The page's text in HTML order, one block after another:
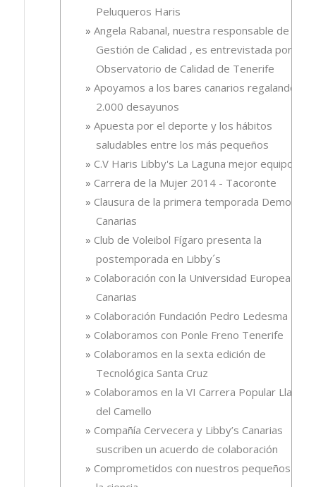
Peluqueros Haris
Angela Rabanal, nuestra responsable de
Gestión de Calidad , es entrevistada por el
Observatorio de Calidad de Tenerife
Apoyamos a los bares canarios regalando
2.000 desayunos
Apuesta por el deporte y los hábitos
saludables entre los más pequeños
C.V Haris Libby's La Laguna mejor equipo
Carrera de la Mujer 2014 - Tacoronte
Clausura de la primera temporada Demola
Canarias
Club de Voleibol Fígaro presenta la
postemporada en Libby´s
Colaboración con la Universidad Europea de
Canarias
Colaboración Fundación Pedro Ledesma
Colaboramos con Ponle Freno Tenerife
Colaboramos en la sexta edición de
Tecnológica Santa Cruz
Colaboramos en la VI Carrera Popular Llano
del Camello
Compañía Cervecera y Libby’s Canarias
suscriben un acuerdo de colaboración
Comprometidos con nuestros pequeños y